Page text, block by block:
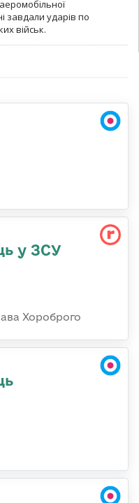
завдали ударів по
військ.
у ЗСУ
Хороброго